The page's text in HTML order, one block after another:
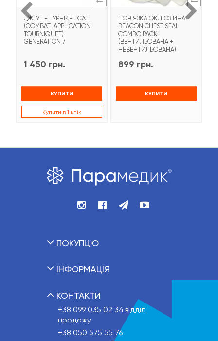
ДЖГУТ - ТУРНІКЕТ CAT
(COMBAT-APPLICATION-
TOURNIQUET)
GENERATION 7
1 450 грн.
КУПИТИ
Купити в 1 клік
ПОВ'ЯЗКА ОКЛЮЗІЙНА
BEACON CHEST SEAL
COMBO PACK
(ВЕНТИЛЬОВАНА +
НЕВЕНТИЛЬОВАНА)
899 грн.
КУПИТИ
ПОКУПЦЮ
ІНФОРМАЦІЯ
КОНТАКТИ
+38 099 035 02 34 відділ
продажу
+38 050 575 55 76